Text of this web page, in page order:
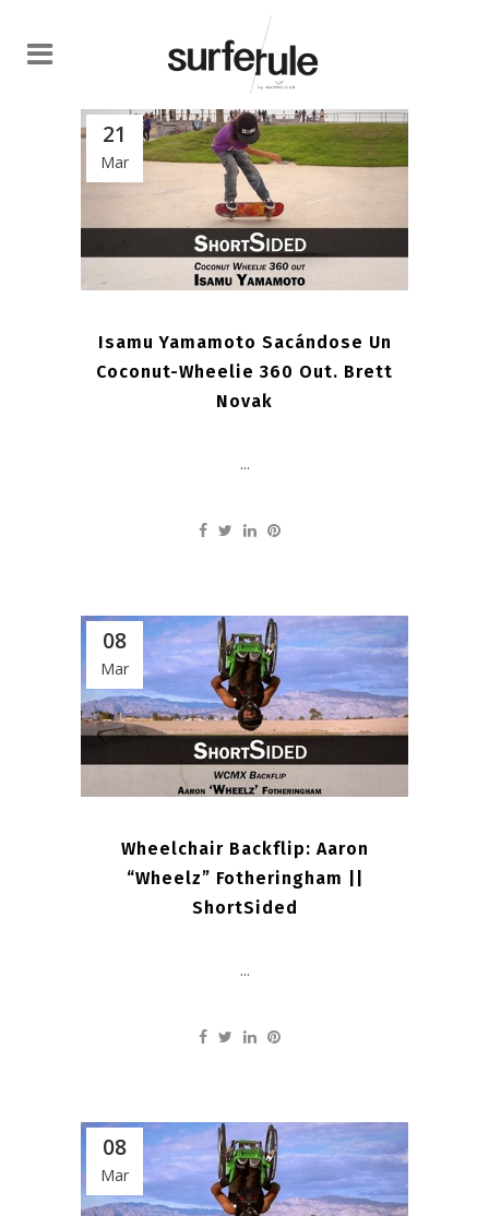
21
Mar
Isamu Yamamoto Sacándose Un
Coconut-Wheelie 360 Out. Brett
Novak
...
08
Mar
Wheelchair Backflip: Aaron
“Wheelz” Fotheringham ||
ShortSided
...
08
Mar